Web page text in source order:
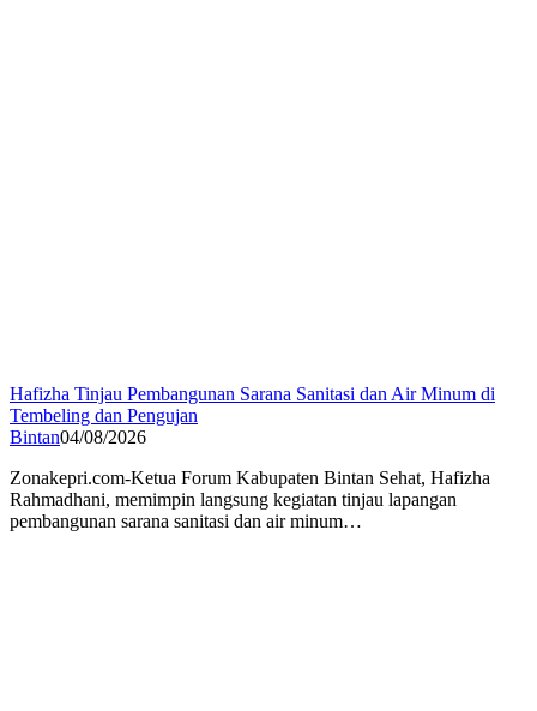
Hafizha Tinjau Pembangunan Sarana Sanitasi dan Air Minum di
Tembeling dan Pengujan
Bintan04/08/2026
Zonakepri.com-Ketua Forum Kabupaten Bintan Sehat, Hafizha
Rahmadhani, memimpin langsung kegiatan tinjau lapangan
pembangunan sarana sanitasi dan air minum…